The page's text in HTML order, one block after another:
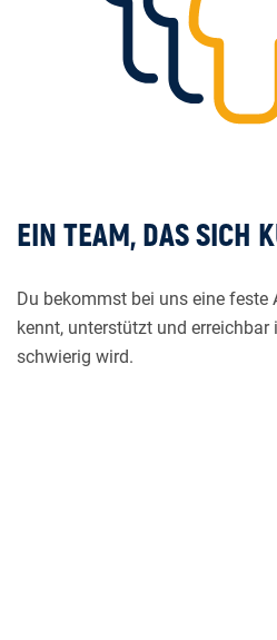
EIN TEAM, DAS SICH
Du bekommst bei uns eine feste
kennt, unterstützt und erreichbar
schwierig wird.